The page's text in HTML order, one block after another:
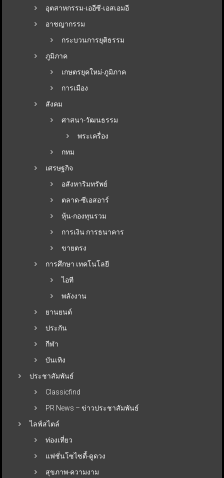
อุตสาหกรรม-เออีซี-เอสเอมอี
อาชญากรรม
กระบวนการยุติธรรม
ภูมิภาค
เกษตรยุคใหม่-ภูมิภาค
การเมือง
สังคม
ศาสนา-วัฒนธรรม
พระเครื่อง
กทม
เศรษฐกิจ
อสังหาริมทรัพย์
ตลาด-ซีเอสอาร์
หุ้น-กองทุนรวม
การเงิน การธนาคาร
ขายตรง
การศึกษา เทคโนโลยี
ไอที
พลังงาน
ยานยนต์
ประกัน
กีฬา
บันเทิง
ประชาสัมพันธ์
Classicfind
PR News – ข่าวประชาสัมพันธ์
ไลฟ์สไตล์
ท่องเที่ยว
แฟชั่นโซไซตี้-ดูดวง
สุขภาพ-ความงาม